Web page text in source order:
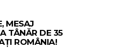
MESAJ
TÂNĂR DE 35
ROMÂNIA!